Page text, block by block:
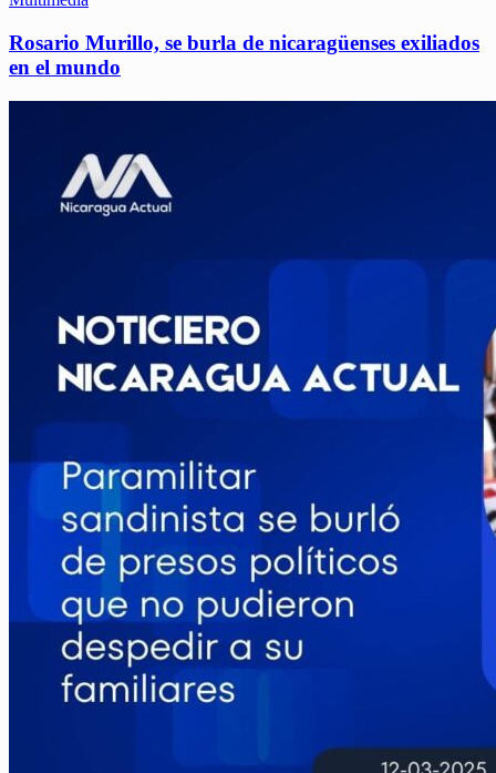
Rosario Murillo, se burla de nicaragüenses exiliados
en el mundo